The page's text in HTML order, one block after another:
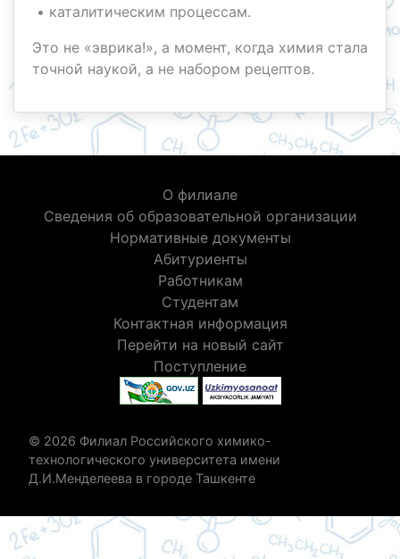
• каталитическим процессам.
Это не «эврика!», а момент, когда химия стала
точной наукой, а не набором рецептов.
О филиале
Сведения об образовательной организации
Нормативные документы
Абитуриенты
Работникам
Студентам
Контактная информация
Перейти на новый сайт
Поступление
© 2026 Филиал Российского химико-
технологического университета имени
Д.И.Менделеева в городе Ташкенте